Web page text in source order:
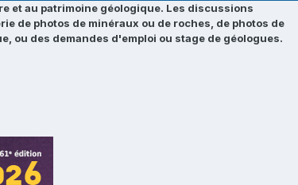
et au patrimoine géologique. Les discussions
de photos de minéraux ou de roches, de photos de
ou des demandes d'emploi ou stage de géologues.